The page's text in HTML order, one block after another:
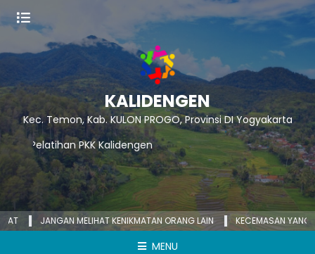
KALIDENGEN
Kec. Temon, Kab. KULON PROGO, Provinsi DI Yogyakarta
JANGAN MELIHAT KENIKMATAN ORANG LAIN KECEMASAN YANG
MENU